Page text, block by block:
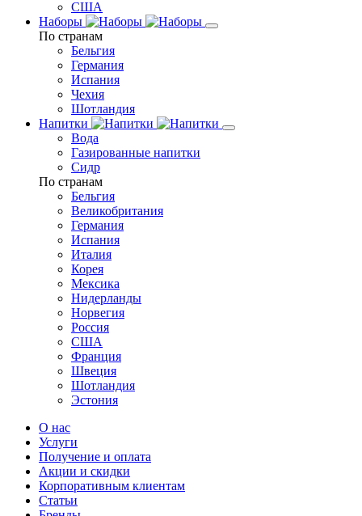
США
Наборы
По странам
Бельгия
Германия
Испания
Чехия
Шотландия
Напитки
Вода
Газированные напитки
Сидр
По странам
Бельгия
Великобритания
Германия
Испания
Италия
Корея
Мексика
Нидерланды
Норвегия
Россия
США
Франция
Швеция
Шотландия
Эстония
О нас
Услуги
Получение и оплата
Акции и скидки
Корпоративным клиентам
Статьи